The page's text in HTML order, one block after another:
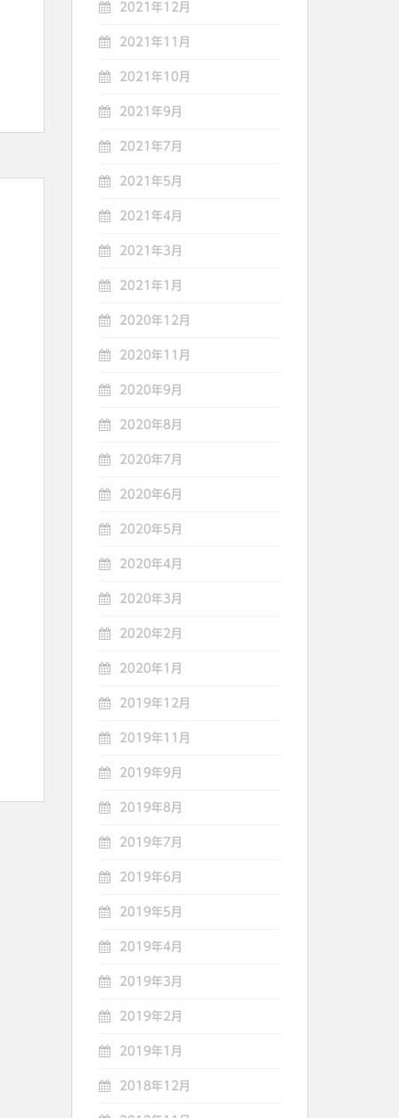
2021年12月
2021年11月
2021年10月
2021年9月
2021年7月
2021年5月
2021年4月
2021年3月
2021年1月
2020年12月
2020年11月
2020年9月
2020年8月
2020年7月
2020年6月
2020年5月
2020年4月
2020年3月
2020年2月
2020年1月
2019年12月
2019年11月
2019年9月
2019年8月
2019年7月
2019年6月
2019年5月
2019年4月
2019年3月
2019年2月
2019年1月
2018年12月